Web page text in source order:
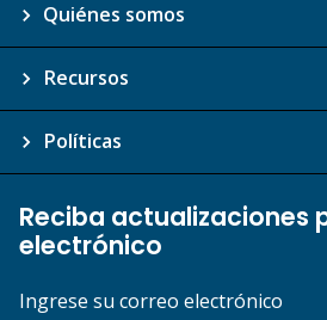
Quiénes somos
Recursos
Políticas
Reciba actualizaciones
electrónico
Ingrese su correo electrónico